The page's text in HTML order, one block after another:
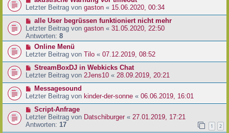
Letzter Beitrag von gaston « 15.06.2020, 00:34
alle User begrüssen funktioniert nicht mehr
Letzter Beitrag von gaston « 31.05.2020, 22:50
Antworten: 8
Online Menü
Letzter Beitrag von Tilo « 07.12.2019, 08:52
StreamBoxDJ in Webkicks Chat
Letzter Beitrag von 2Jens10 « 28.09.2019, 20:21
Messagesound
Letzter Beitrag von kinder-der-sonne « 06.06.2019, 16:01
Script-Anfrage
Letzter Beitrag von Datschiburger « 27.01.2019, 17:21
Antworten: 17 1 2